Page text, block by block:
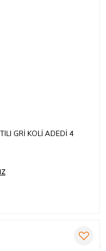
GRİ KOLİ ADEDİ 4